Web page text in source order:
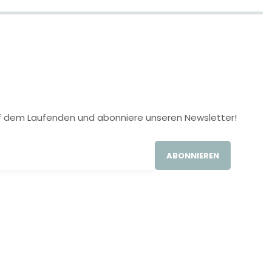
dem Laufenden und abonniere unseren Newsletter!
ABONNIEREN